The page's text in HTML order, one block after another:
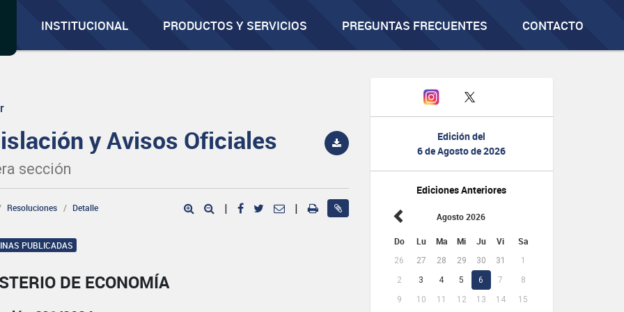
INSTITUCIONAL PRODUCTOS Y SERVICIOS PREGUNTAS FRECUENTES CONTACTO
Edición del
6 de Agosto de 2026
Ediciones Anteriores
Agosto 2026
Do Lu Ma Mi Ju Vi Sa
26 27 28 29 30 31
1
2
3 4 5 6 7
8
9
10 11 12 13 14 15
y Avisos Oficiales
sección
Resoluciones Detalle | |
PUBLICADAS
DE ECONOMÍA